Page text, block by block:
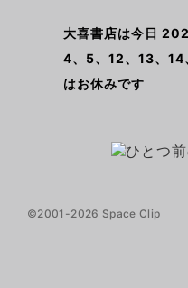
大喜書店は今日
4、5、12、13、14
はお休みです
©2001-2026 Space Clip